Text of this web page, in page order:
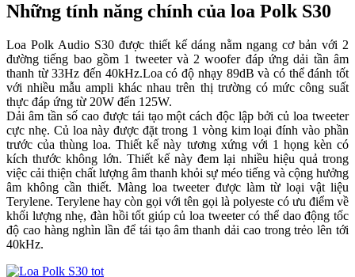
Những tính năng chính của loa Polk S30
Loa Polk Audio S30 được thiết kế dáng nằm ngang cơ bản với 2
đường tiếng bao gồm 1 tweeter và 2 woofer đáp ứng dải tần âm
thanh từ 33Hz đến 40kHz.Loa có độ nhạy 89dB và có thể đánh tốt
với nhiều mẫu ampli khác nhau trên thị trường có mức công suất
thực đáp ứng từ 20W đến 125W.
Dải âm tần số cao được tái tạo một cách độc lập bởi củ loa tweeter
cực nhẹ. Củ loa này được đặt trong 1 vòng kim loại đính vào phần
trước của thùng loa. Thiết kế này tương xứng với 1 họng kèn có
kích thước không lớn. Thiết kế này đem lại nhiều hiệu quả trong
việc cải thiện chất lượng âm thanh khỏi sự méo tiếng và cộng hưởng
âm không cần thiết. Màng loa tweeter được làm từ loại vật liệu
Terylene. Terylene hay còn gọi với tên gọi là polyeste có ưu điểm về
khối lượng nhẹ, đàn hồi tốt giúp củ loa tweeter có thể dao động tốc
độ cao hàng nghìn lần để tái tạo âm thanh dải cao trong trẻo lên tới
40kHz.